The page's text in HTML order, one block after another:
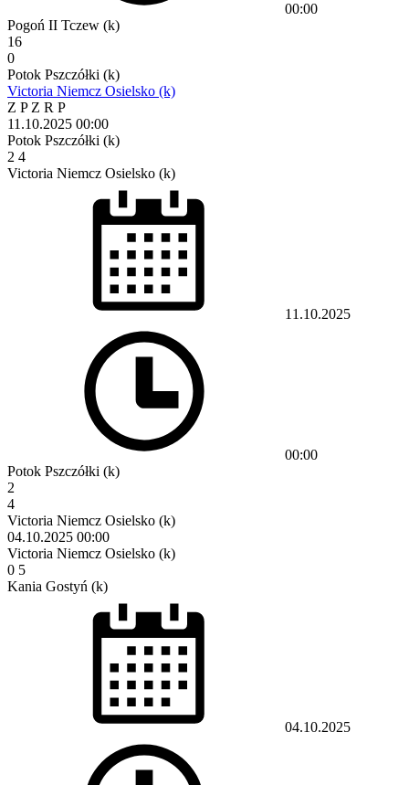
00:00
Pogoń II Tczew (k)
16
0
Potok Pszczółki (k)
Victoria Niemcz Osielsko (k)
Z PZ R P
11.10.2025 00:00
Potok Pszczółki (k)
2 4
Victoria Niemcz Osielsko (k)
11.10.2025
00:00
Potok Pszczółki (k)
2
4
Victoria Niemcz Osielsko (k)
04.10.2025 00:00
Victoria Niemcz Osielsko (k)
0 5
Kania Gostyń (k)
04.10.2025